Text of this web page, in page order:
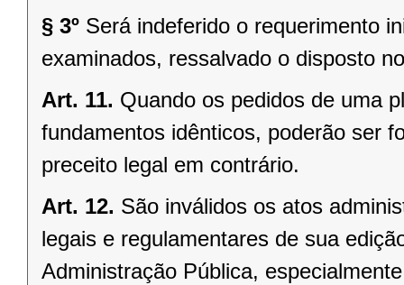
§ 3º Será indeferido o requerimento
examinados, ressalvado o disposto
Art. 11. Quando os pedidos de uma
fundamentos idênticos, poderão ser
preceito legal em contrário.
Art. 12. São inválidos os atos
legais e regulamentares de sua
Administração Pública,